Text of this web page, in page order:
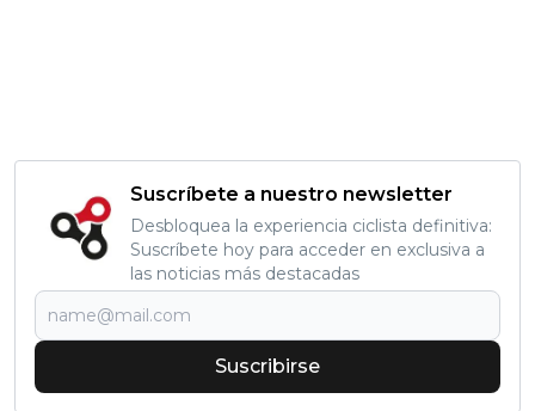
Suscríbete a nuestro newsletter
Desbloquea la experiencia ciclista definitiva:
Suscríbete hoy para acceder en exclusiva a
las noticias más destacadas
Suscribirse